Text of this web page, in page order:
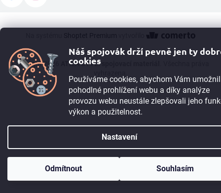
Náš spojovák drží pevně jen ty
cookies
Používáme cookies, abychom Vám
pohodlné prohlížení webu a díky analýze
provozu webu neustále zlepšovali jeho
výkon a použitelnost.
Nastavení
Odmítnout Souhlasím
Registrujte sea získejte 5% slevu okamžitě. Pokud máte IČO, můžete
Copyright 2026 ATILA STÝL: spojovací materiál